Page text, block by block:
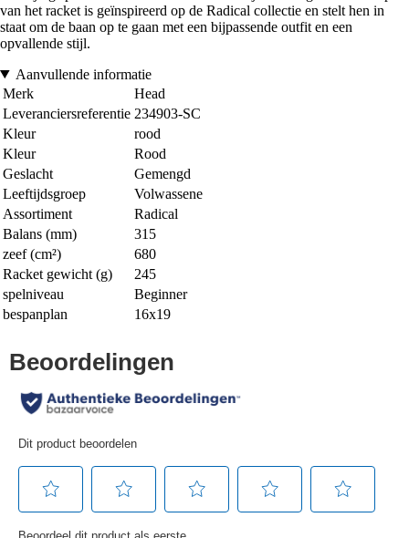
van het racket is geïnspireerd op de Radical collectie en stelt hen in
staat om de baan op te gaan met een bijpassende outfit en een
opvallende stijl.
Aanvullende informatie
Merk
Head
Leveranciersreferentie 234903-SC
Kleur
rood
Kleur
Rood
Geslacht
Gemengd
Leeftijdsgroep
Volwassene
Assortiment
Radical
Balans (mm)
315
zeef (cm²)
680
Racket gewicht (g)
245
spelniveau
Beginner
bespanplan
16x19